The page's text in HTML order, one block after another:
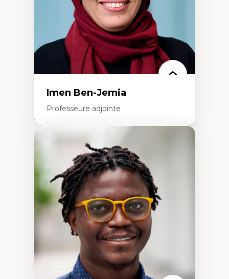
Imen Ben-Jemia
Professeure adjointe
Expertises
Discours sur la ville et représentations
Mosquées, formes et usages au Canada
Reconnaissance et représentations des
communautés immigrantes dans l'espace
urbain
Design architectural et urbain
Patrimoine et patrimonialisation
Études postcoloniales et décolonisation des
savoirs